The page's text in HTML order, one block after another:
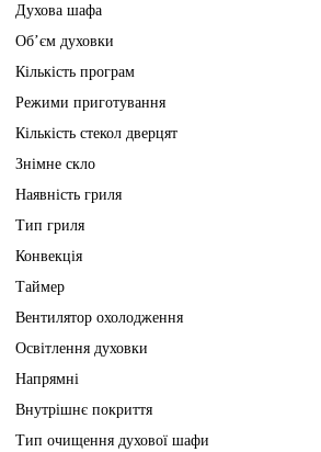
Духова шафа
Об’єм духовки
Кількість програм
Режими приготування
Кількість стекол дверцят
Знімне скло
Наявність гриля
Тип гриля
Конвекція
Таймер
Вентилятор охолодження
Освітлення духовки
Напрямні
Внутрішнє покриття
Тип очищення духової шафи